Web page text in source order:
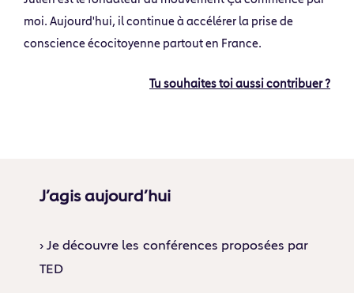
moi. Aujourd'hui, il continue à accélérer la prise de
conscience écocitoyenne partout en France.
Tu souhaites toi aussi contribuer ?
J’agis aujourd’hui
› Je découvre les conférences proposées par
TED